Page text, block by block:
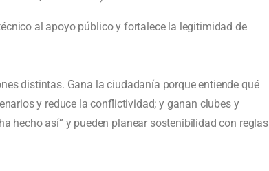
al apoyo público y fortalece la legitimidad de
distintas. Gana la ciudadanía porque entiende qué
y reduce la conflictividad; y ganan clubes y
hecho así” y pueden planear sostenibilidad con reglas